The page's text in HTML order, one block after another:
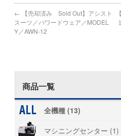
← 【売却済み Sold Out】アシスト
スーツ／パワードウェア／MODEL
Y／AWN-12
商品一覧
全機種 (13)
マシニングセンター (1)